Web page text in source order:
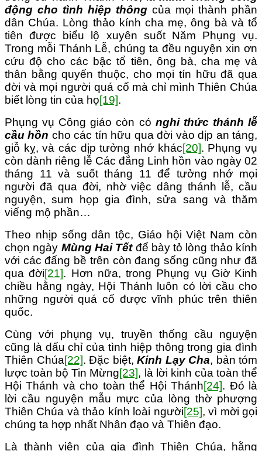
động cho tình hiệp thông của mọi thành phần
dân Chúa. Lòng thảo kính cha mẹ, ông bà và tổ
tiên được biểu lộ xuyên suốt Năm Phụng vụ.
Trong mỗi Thánh Lễ, chúng ta đều nguyện xin ơn
cứu độ cho các bậc tổ tiên, ông bà, cha mẹ và
thân bằng quyến thuộc, cho mọi tín hữu đã qua
đời và mọi người quá cố mà chỉ mình Thiên Chúa
biết lòng tin của họ[19].
Phụng vụ Công giáo còn có nghi thức thánh lễ
cầu hồn cho các tín hữu qua đời vào dịp an táng,
giỗ kỵ, và các dịp tưởng nhớ khác[20]. Phụng vụ
còn dành riêng lễ Các đẳng Linh hồn vào ngày 02
tháng 11 và suốt tháng 11 để tưởng nhớ mọi
người đã qua đời, nhờ việc dâng thánh lễ, cầu
nguyện, sum họp gia đình, sửa sang và thăm
viếng mộ phần…
Theo nhịp sống dân tộc, Giáo hội Việt Nam còn
chọn ngày Mùng Hai Tếtđể bày tỏ lòng thảo kính
với các đấng bề trên còn đang sống cũng như đã
qua đời[21]. Hơn nữa, trong Phụng vụ Giờ Kinh
chiều hằng ngày, Hội Thánh luôn có lời cầu cho
những người quá cố được vĩnh phúc trên thiên
quốc.
Cùng với phụng vụ, truyền thống cầu nguyện
cũng là dấu chỉ của tình hiệp thông trong gia đình
Thiên Chúa[22]. Đặc biệt, Kinh Lạy Cha, bản tóm
lược toàn bộ Tin Mừng[23], là lời kinh của toàn thể
Hội Thánh và cho toàn thể Hội Thánh[24]. Đó là
lời cầu nguyện mẫu mực của lòng thờ phượng
Thiên Chúa và thảo kính loài người[25], vì mời gọi
chúng ta hợp nhất Nhân đạo và Thiên đạo.
Là thành viên của gia đình Thiên Chúa, hằng